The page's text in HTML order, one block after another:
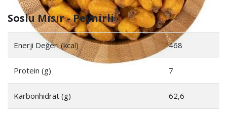
Soslu Mısır - Peynirli
Enerji Değeri (kcal) 468
Protein (g) 7
Karbonhidrat (g) 62,6